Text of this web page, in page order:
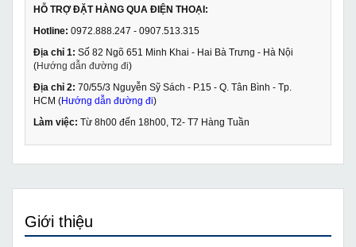
HỖ TRỢ ĐẶT HÀNG QUA ĐIỆN THOẠI:
Hotline: 0972.888.247 - 0907.513.315
Địa chỉ 1: Số 82 Ngõ 651 Minh Khai - Hai Bà Trưng - Hà Nội
(Hướng dẫn đường đi)
Địa chỉ 2: 70/55/3 Nguyễn Sỹ Sách - P.15 - Q. Tân Bình - Tp.
HCM (Hướng dẫn đường đi)
Làm việc: Từ 8h00 đến 18h00, T2- T7 Hàng Tuần
Giới thiệu